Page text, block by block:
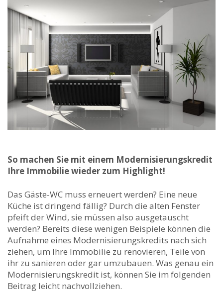
So machen Sie mit einem Modernisierungskredit
Ihre Immobilie wieder zum Highlight!
Das Gäste-WC muss erneuert werden? Eine neue
Küche ist dringend fällig? Durch die alten Fenster
pfeift der Wind, sie müssen also ausgetauscht
werden? Bereits diese wenigen Beispiele können die
Aufnahme eines Modernisierungskredits nach sich
ziehen, um Ihre Immobilie zu renovieren, Teile von
ihr zu sanieren oder gar umzubauen. Was genau ein
Modernisierungskredit ist, können Sie im folgenden
Beitrag leicht nachvollziehen.